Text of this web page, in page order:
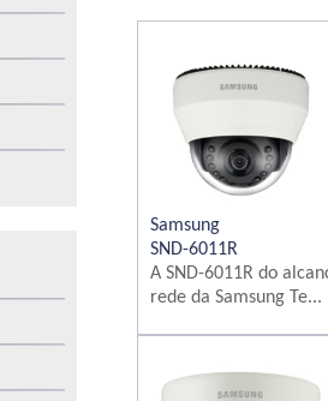
Samsung
SND-6011R
A SND-6011R do
rede da Samsung Te...